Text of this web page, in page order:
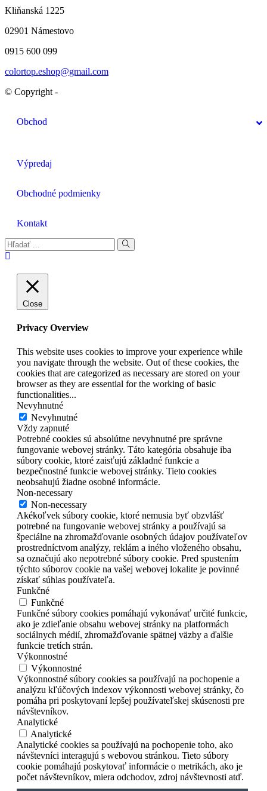
Kliňanská 1225
02901 Námestovo
0915 600 099
colortop.eshop@gmail.com
© Copyright -
Obchod
Výpredaj
Obchodné podmienky
Kontakt
Close
Privacy Overview
This website uses cookies to improve your experience while
you navigate through the website. Out of these cookies, the
cookies that are categorized as necessary are stored on your
browser as they are essential for the working of basic
functionalities...
Nevyhnutné
Nevyhnutné
Vždy zapnuté
Potrebné cookies sú absolútne nevyhnutné pre správne
fungovanie webovej stránky. Táto kategória obsahuje iba
súbory cookie, ktoré zaisťujú základné funkcie a
bezpečnostné funkcie webovej stránky. Tieto cookies
neobsahujú žiadne osobné informácie.
Non-necessary
Non-necessary
Akékoľvek súbory cookie, ktoré nemusia byť obzvlášť
potrebné na fungovanie webovej stránky a používajú sa
špeciálne na zhromažďovanie osobných údajov používateľov
prostredníctvom analýzy, reklám a iného vloženého obsahu,
sa označujú ako nepotrebné súbory cookie. Pred spustením
týchto súborov cookie na vašej webovej lokalite je povinné
získať súhlas používateľa.
Funkčné
Funkčné
Funkčné súbory cookies pomáhajú vykonávať určité funkcie,
ako je zdieľanie obsahu webovej stránky na platformách
sociálnych médií, zhromažďovanie spätnej väzby a ďalšie
funkcie tretích strán.
Výkonnostné
Výkonnostné
Výkonnostné súbory cookies sa používajú na pochopenie a
analýzu kľúčových indexov výkonnosti webovej stránky, čo
pomáha pri poskytovaní lepšej používateľskej skúsenosti pre
návštevníkov.
Analytické
Analytické
Analytické cookies sa používajú na pochopenie toho, ako
návštevníci interagujú s webovou stránkou. Tieto súbory
cookie pomáhajú poskytovať informácie o metrikách, ako je
počet návštevníkov, miera odchodov, zdroj návštevnosti atď.